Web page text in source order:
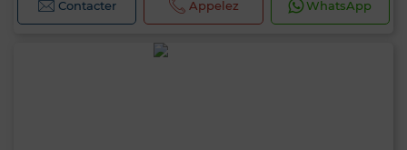
Contacter Appelez WhatsApp